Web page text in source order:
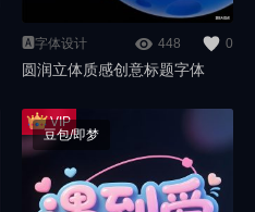
🅰️字体设计 448 0
圆润立体质感创意标题字体
豆包/即梦